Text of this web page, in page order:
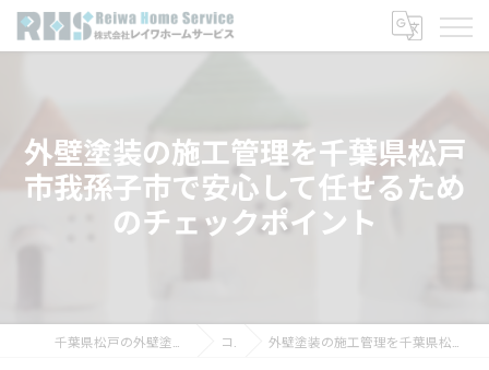
外壁塗装の施工管理を千葉県松戸
市我孫子市で安心して任せるため
のチェックポイント
コラム 外壁塗装の施工管理を千葉県松戸市我孫子市で安心して任せるためのチェックポイント